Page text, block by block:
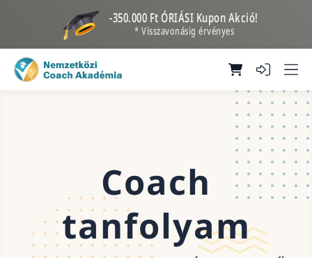
-350.000 Ft ÓRIÁSI Kupon Akció!
* Visszavonásig érvényes
Coach
tanfolyam